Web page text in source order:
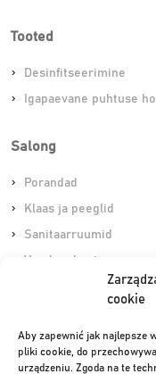
cookie
Aby zapewnić jak najlepsze
pliki cookie, do
urządzeniu. Zgoda na te
Tooted
Desinfitseerimine
Igapaevane puhtuse
Salong
Porandad
Klaas ja peeglid
Sanitaarruumid
Varskendamine
Ilusalongi tsoon
Juuksuri- ja